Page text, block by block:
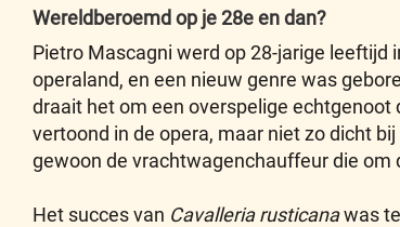
Wereldberoemd op je 28e en dan?
Pietro Mascagni werd op 28-jarige leeftijd
operaland, en een nieuw genre was
draait het om een overspelige echtgenoot
vertoond in de opera, maar niet zo dicht
gewoon de vrachtwagenchauffeur die om
Het succes van Cavalleria rusticanawas